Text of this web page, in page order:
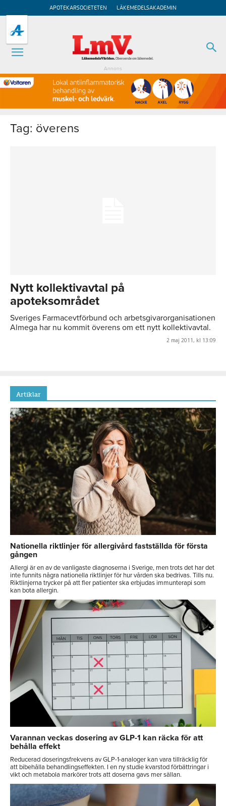
APOTEKARSOCIETETEN LÄKEMEDELSAKADEMIN
Annons
Tag: överens
Nytt kollektivavtal på
apoteksområdet
Sveriges Farmacevtförbund och arbetsgivarorganisationen
Almega har nu kommit överens om ett nytt kollektivavtal.
2 maj 2011, kl 13:09
Artiklar
Nationella riktlinjer för allergivård fastställda för första
gången
Allergi är en av de vanligaste diagnoserna i Sverige, men trots det har det
inte funnits några nationella riktlinjer för hur vården ska bedrivas. Tills nu.
Riktlinjerna trycker på att fler patienter ska erbjudas immunterapi som
kan bota allergin.
Varannan veckas dosering av GLP-1 kan räcka för att
behålla effekt
Reducerad doseringsfrekvens av GLP-1-analoger kan vara tillräcklig för
att bibehålla behandlingseffekten. I en ny studie kvarstod förbättringar i
vikt och metabola markörer trots att doserna gavs mer sällan.